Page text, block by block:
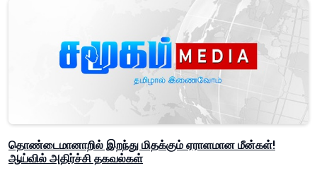
தொண்டைமானாறில் இறந்து மிதக்கும் ஏராளமான மீன்கள்!
ஆய்வில் அதிர்ச்சி தகவல்கள்